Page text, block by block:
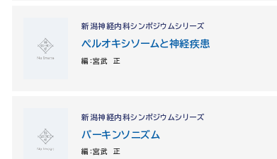
新潟神経内科シンポジウムシリーズ
ペルオキシソームと神経疾患
編：宮武 正
新潟神経内科シンポジウムシリーズ
パーキンソニズム
編：宮武 正